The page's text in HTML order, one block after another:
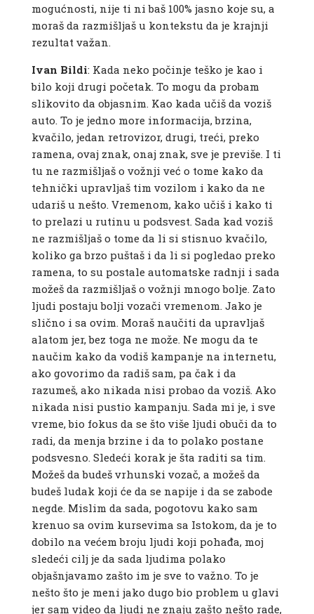
mogućnosti, nije ti ni baš 100% jasno koje su, a
moraš da razmišljaš u kontekstu da je krajnji
rezultat važan.
Ivan Bildi: Kada neko počinje teško je kao i
bilo koji drugi početak. To mogu da probam
slikovito da objasnim. Kao kada učiš da voziš
auto. To je jedno more informacija, brzina,
kvačilo, jedan retrovizor, drugi, treći, preko
ramena, ovaj znak, onaj znak, sve je previše. I ti
tu ne razmišljaš o vožnji već o tome kako da
tehnički upravljaš tim vozilom i kako da ne
udariš u nešto. Vremenom, kako učiš i kako ti
to prelazi u rutinu u podsvest. Sada kad voziš
ne razmišljaš o tome da li si stisnuo kvačilo,
koliko ga brzo puštaš i da li si pogledao preko
ramena, to su postale automatske radnji i sada
možeš da razmišljaš o vožnji mnogo bolje. Zato
ljudi postaju bolji vozači vremenom. Jako je
slično i sa ovim. Moraš naučiti da upravljaš
alatom jer, bez toga ne može. Ne mogu da te
naučim kako da vodiš kampanje na internetu,
ako govorimo da radiš sam, pa čak i da
razumeš, ako nikada nisi probao da voziš. Ako
nikada nisi pustio kampanju. Sada mi je, i sve
vreme, bio fokus da se što više ljudi obuči da to
radi, da menja brzine i da to polako postane
podsvesno. Sledeći korak je šta raditi sa tim.
Možeš da budeš vrhunski vozač, a možeš da
budeš ludak koji će da se napije i da se zabode
negde. Mislim da sada, pogotovu kako sam
krenuo sa ovim kursevima sa Istokom, da je to
dobilo na većem broju ljudi koji pohađa, moj
sledeći cilj je da sada ljudima polako
objašnjavamo zašto im je sve to važno. To je
nešto što je meni jako dugo bio problem u glavi
jer sam video da ljudi ne znaju zašto nešto rade,